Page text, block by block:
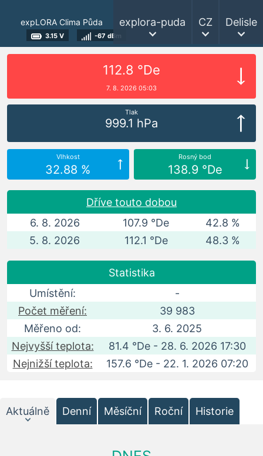
expLORA Clima Půda
3.15 V -67 dBm
explora-puda CZ Delisle
112.8 °De
7. 8. 2026 05:03
Tlak
999.1 hPa
Vlhkost
32.88 %
Rosný bod
138.9 °De
Dříve touto dobou
6. 8. 2026
107.9 °De
42.8 %
5. 8. 2026
112.1 °De 48.3 %
Statistika
Umístění:
-
Počet měření:
39 983
Měřeno od:
3. 6. 2025
Nejvyšší teplota:
81.4 °De - 28. 6. 2026 17:30
Nejnižší teplota:
157.6 °De - 22. 1. 2026 07:20
Aktuálně Denní Měsíční Roční Historie